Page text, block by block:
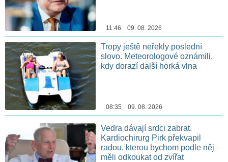
11:46 09. 08. 2026
Tropy ještě neřekly poslední
slovo. Meteorologové oznámili,
kdy dorazí další horká vlna
08:35 09. 08. 2026
Vedra dávají srdci zabrat.
Kardiochirurg Pirk překvapil
radou, kterou bychom podle něj
měli odkoukat od zvířat